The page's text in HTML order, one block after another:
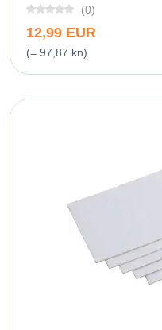
(0)
12,99 EUR
(= 97,87 kn)